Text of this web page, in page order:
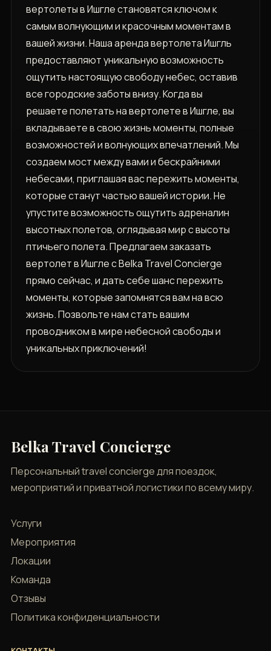
вертолеты в Ишгле становятся ключом к
самым волнующим и красочным моментам в
вашей жизни. Наша аренда вертолета Ишгль
предоставляют уникальную возможность
ощутить настоящую свободу небес, оставив
все городские заботы внизу. Когда вы
решаете полетать на вертолете в Ишгле, вы
вкладываете в свою жизнь моменты, полные
возможностей и волнующих впечатлений. Мы
создаем мост между вами и бескрайними
небесами, приглашая вас пережить моменты,
которые станут частью вашей истории. Не
упустите возможность ощутить адреналин
высотных полетов, оглядывая мир с высоты
птичьего полета. Предлагаем заказать
вертолет в Ишгле с Belka Travel Concierge
прямо сейчас, и дать себе шанс пережить
моменты, которые запомнятся вам на всю
жизнь. Позвольте нам стать вашим
проводником в мире небесной свободы и
уникальных приключений!
Belka Travel Concierge
Персональный travel concierge для поездок,
мероприятий и приватной логистики по всему миру.
Услуги
Мероприятия
Локации
Команда
Отзывы
Политика конфиденциальности